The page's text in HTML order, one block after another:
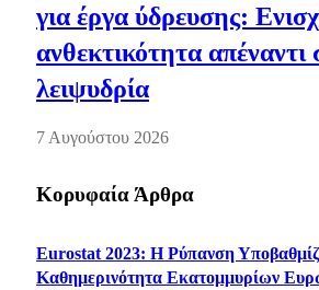
για έργα ύδρευσης:
ανθεκτικότητα απέναντι
λειψυδρία
7 Αυγούστου 2026
Κορυφαία Άρθρα
Eurostat 2023: Η Ρύπανση
Καθημερινότητα Εκατομμυρίων